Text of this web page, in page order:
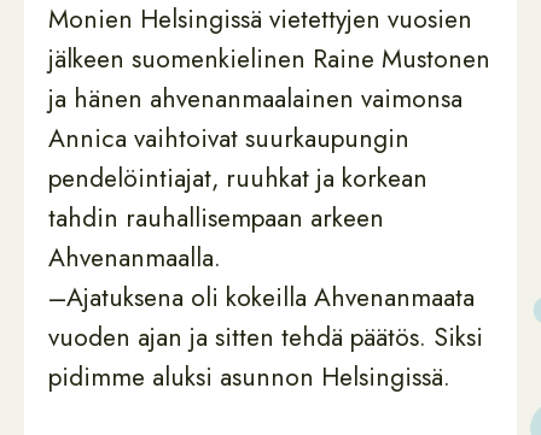
Monien Helsingissä vietettyjen vuosien
jälkeen suomenkielinen Raine Mustonen
ja hänen ahvenanmaalainen vaimonsa
Annica vaihtoivat suurkaupungin
pendelöintiajat, ruuhkat ja korkean
tahdin rauhallisempaan arkeen
Ahvenanmaalla.
–Ajatuksena oli kokeilla Ahvenanmaata
vuoden ajan ja sitten tehdä päätös. Siksi
pidimme aluksi asunnon Helsingissä.